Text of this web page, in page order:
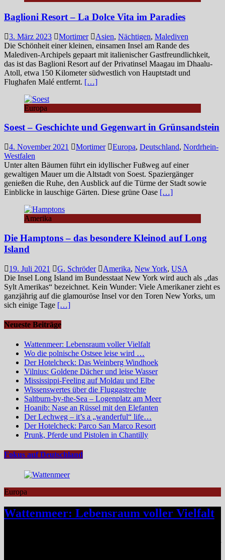
Baglioni Resort – La Dolce Vita im Paradies
3. März 2023 Mortimer Asien, Nächtigen, Malediven
Die Schönheit einer kleinen, einsamen Insel am Rande des
Malediven-Archipels gepaart mit italienischer Gastfreundlichkeit,
das ist das Baglioni Resort auf der Privatinsel Maagau im Dhaalu-
Atoll, etwa 150 Kilometer südwestlich von Hauptstadt und
Flughafen Malé entfernt. […]
Europa
Soest – Geschichte und Gegenwart in Grünsandstein
4. November 2021 Mortimer Europa, Deutschland, Nordrhein-
Westfalen
Unter alten Bäumen führt ein idyllischer Fußweg auf einer
gewaltigen Mauer um die Altstadt von Soest. Spaziergänger
genießen die Ruhe, den Ausblick auf die Türme der Stadt sowie
Einblicke in lauschige Gärten. Diese grüne Oase […]
Amerika
Die Hamptons – das besondere Kleinod auf Long
Island
19. Juli 2021 G. Schröder Amerika, New York, USA
Die Insel Long Island im Bundesstaat New York wird auch als „das
Sylt Amerikas“ bezeichnet. Kein Wunder: Viele Amerikaner zieht es
ganzjährig auf die glamouröse Insel vor den Toren New Yorks, um
sich einige Tage […]
Neueste Beiträge
Wattenmeer: Lebensraum voller Vielfalt
Wo die polnische Ostsee leise wird …
Der Hotelcheck: Das Weinberg Windhoek
Vilnius: Goldene Dächer und leise Wasser
Mississippi-Feeling auf Moldau und Elbe
Wissenswertes über die Fluggastrechte
Saltburn-by-the-Sea – Logenplatz am Meer
Hoanib: Nase an Rüssel mit den Elefanten
Der Lechweg – it’s a „wanderful“ life…
Der Hotelcheck: Parco San Marco Resort
Prunk, Pferde und Pistolen in Chantilly
Fokus auf Deutschland
Europa
Wattenmeer: Lebensraum voller Vielfalt